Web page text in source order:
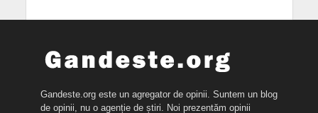
Gandeste.org este un agregator de opinii. Suntem un blog
de opinii, nu o agenție de știri. Noi prezentăm opinii